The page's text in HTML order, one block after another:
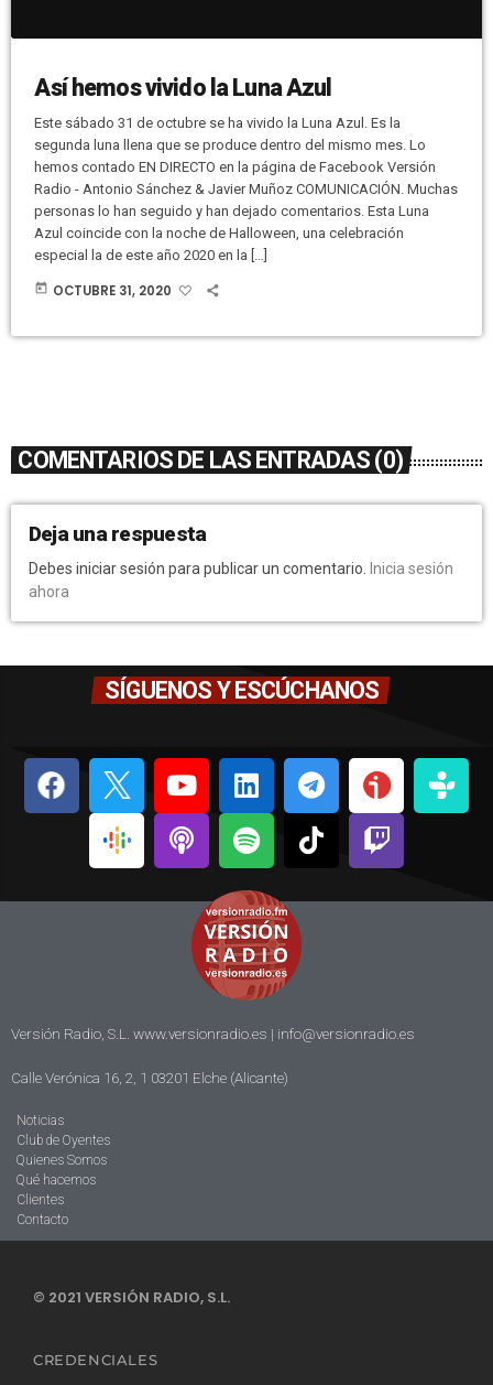
Así hemos vivido la Luna Azul
Este sábado 31 de octubre se ha vivido la Luna Azul. Es la
segunda luna llena que se produce dentro del mismo mes. Lo
hemos contado EN DIRECTO en la página de Facebook Versión
Radio - Antonio Sánchez & Javier Muñoz COMUNICACIÓN. Muchas
personas lo han seguido y han dejado comentarios. Esta Luna
Azul coincide con la noche de Halloween, una celebración
especial la de este año 2020 en la […]
today OCTUBRE 31, 2020
COMENTARIOS DE LAS ENTRADAS (0)
Deja una respuesta
Debes iniciar sesión para publicar un comentario.
Inicia sesión
ahora
SÍGUENOS Y ESCÚCHANOS
Versión Radio, S.L. www.versionradio.es | info@versionradio.es
Calle Verónica 16, 2, 1 03201 Elche (Alicante)
Noticias
Club de Oyentes
Quienes Somos
Qué hacemos
Clientes
Contacto
© 2021 VERSIÓN RADIO, S.L.
CREDENCIALES